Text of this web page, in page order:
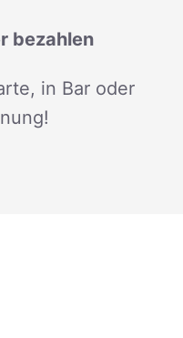
bezahlen
in Bar oder